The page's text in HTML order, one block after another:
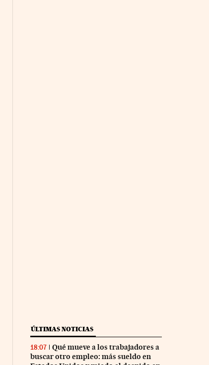
ÚLTIMAS NOTICIAS
18:07
Qué mueve a los trabajadores a
buscar otro empleo: más sueldo en